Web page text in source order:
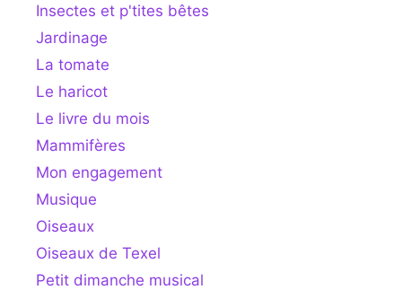
Insectes et p'tites bêtes
Jardinage
La tomate
Le haricot
Le livre du mois
Mammifères
Mon engagement
Musique
Oiseaux
Oiseaux de Texel
Petit dimanche musical